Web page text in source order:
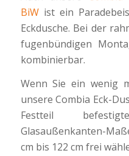
BiWist ein
Eckdusche. Bei der
fugenbündigen
kombinierbar.
Wenn Sie ein wenig
unsere Combia Eck-
Festteil
Glasaußenkanten-
cm bis 122 cm frei